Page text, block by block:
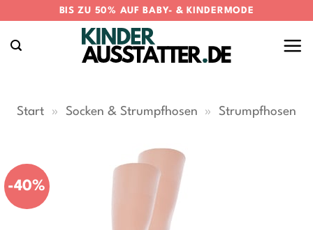
springen
BIS ZU 50% AUF BABY- & KINDERMODE
Start » Socken & Strumpfhosen » Strumpfhosen
-40%